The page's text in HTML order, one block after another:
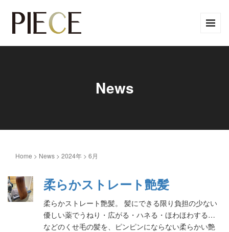
News
Home > News > 2024年 > 6月
柔らかストレート艶髪
柔らかストレート艶髪。 髪にできる限り負担の少ない
優しい薬でうねり・広がる・ハネる・ほわほわする…
などのくせ毛の髪を、ピンピンにならない柔らかい艶